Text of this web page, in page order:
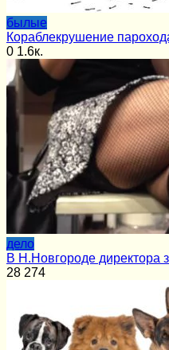
былые
Кораблекрушение
0 1.6к.
дело
В Н.Новгороде директора
28 274